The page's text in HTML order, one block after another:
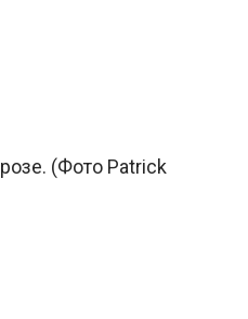
(Фото Patrick